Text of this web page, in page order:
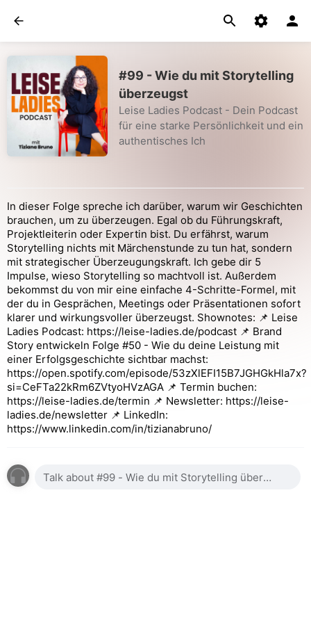
#99 - Wie du mit Storytelling
überzeugst
Leise Ladies Podcast - Dein Podcast
für eine starke Persönlichkeit und ein
authentisches Ich
In dieser Folge spreche ich darüber, warum wir Geschichten
brauchen, um zu überzeugen. Egal ob du Führungskraft,
Projektleiterin oder Expertin bist. Du erfährst, warum
Storytelling nichts mit Märchenstunde zu tun hat, sondern
mit strategischer Überzeugungskraft. Ich gebe dir 5
Impulse, wieso Storytelling so machtvoll ist. Außerdem
bekommst du von mir eine einfache 4-Schritte-Formel, mit
der du in Gesprächen, Meetings oder Präsentationen sofort
klarer und wirkungsvoller überzeugst. Shownotes: 📌 Leise
Ladies Podcast: https://leise-ladies.de/podcast 📌 Brand
Story entwickeln Folge #50 - Wie du deine Leistung mit
einer Erfolgsgeschichte sichtbar machst:
https://open.spotify.com/episode/53zXlEFI15B7JGHGkHla7x?
si=CeFTa22kRm6ZVtyoHVzAGA 📌 Termin buchen:
https://leise-ladies.de/termin 📌 Newsletter: https://leise-
ladies.de/newsletter 📌 LinkedIn:
https://www.linkedin.com/in/tizianabruno/